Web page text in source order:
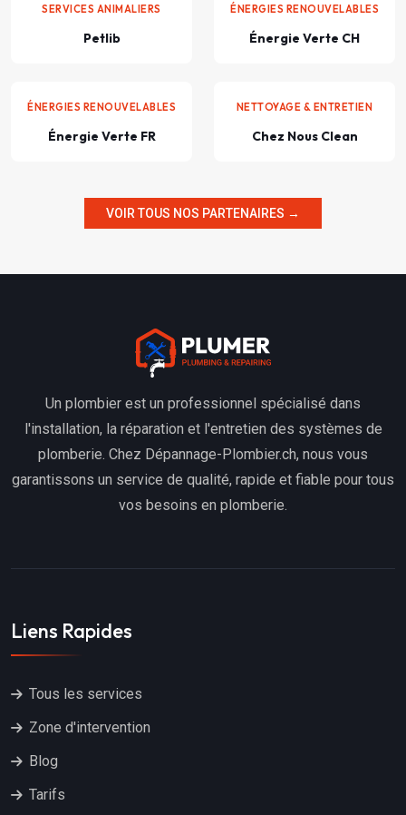
SERVICES ANIMALIERS
Petlib
ÉNERGIES RENOUVELABLES
Énergie Verte CH
ÉNERGIES RENOUVELABLES
Énergie Verte FR
NETTOYAGE & ENTRETIEN
Chez Nous Clean
VOIR TOUS NOS PARTENAIRES →
Un plombier est un professionnel spécialisé dans
l'installation, la réparation et l'entretien des systèmes de
plomberie. Chez Dépannage-Plombier.ch, nous vous
garantissons un service de qualité, rapide et fiable pour tous
vos besoins en plomberie.
Liens Rapides
Tous les services
Zone d'intervention
Blog
Tarifs